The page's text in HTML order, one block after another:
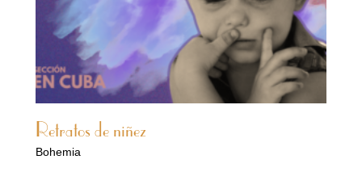
Retratos de niñez
Bohemia